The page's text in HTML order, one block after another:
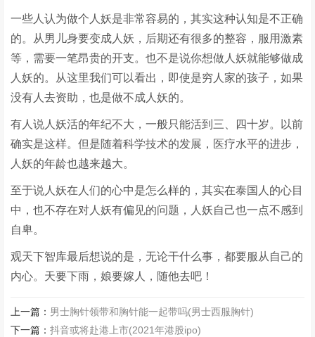
一些人认为做个人妖是非常容易的，其实这种认知是不正确
的。从男儿身要变成人妖，后期还有很多的整容，服用激素
等，需要一笔昂贵的开支。也不是说你想做人妖就能够做成
人妖的。从这里我们可以看出，即使是穷人家的孩子，如果
没有人去资助，也是做不成人妖的。
有人说人妖活的年纪不大，一般只能活到三、四十岁。以前
确实是这样。但是随着科学技术的发展，医疗水平的进步，
人妖的年龄也越来越大。
至于说人妖在人们的心中是怎么样的，其实在泰国人的心目
中，也不存在对人妖有偏见的问题，人妖自己也一点不感到
自卑。
观天下智库最后想说的是，无论干什么事，都要服从自己的
内心。天要下雨，娘要嫁人，随他去吧！
上一篇： 男士胸针领带和胸针能一起带吗(男士西服胸针)
下一篇：抖音或将赴港上市(2021年港股ipo)